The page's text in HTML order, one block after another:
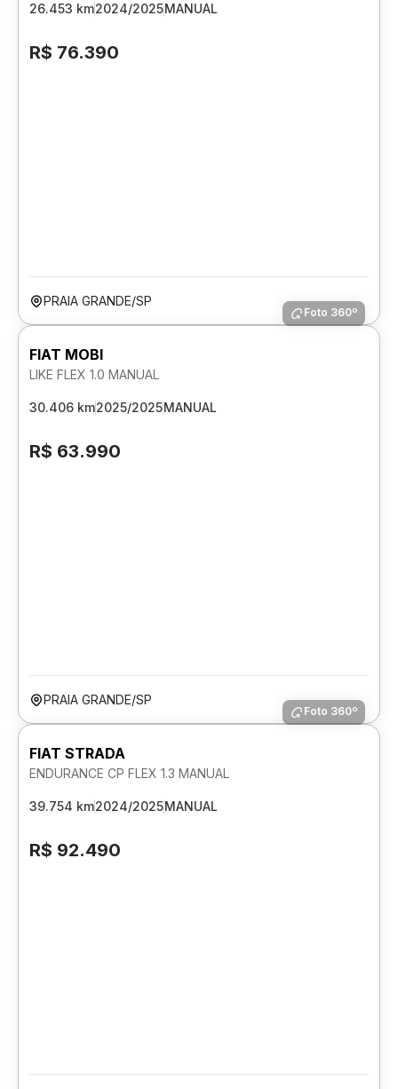
26.453 km2024/2025MANUAL
R$ 76.390
PRAIA GRANDE/SP
Foto 360º
FIAT MOBI
LIKE FLEX 1.0 MANUAL
30.406 km2025/2025MANUAL
R$ 63.990
PRAIA GRANDE/SP
Foto 360º
FIAT STRADA
ENDURANCE CP FLEX 1.3 MANUAL
39.754 km2024/2025MANUAL
R$ 92.490